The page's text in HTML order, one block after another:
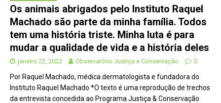
Os animais abrigados pelo Instituto Raquel
Machado são parte da minha família. Todos
tem uma história triste. Minha luta é para
mudar a qualidade de vida e a história deles
janeiro 22, 2022 Observatório Justiça e Conservação 0
Por Raquel Machado, médica dermatologista e fundadora do
Instituto Raquel Machado *O texto é uma reprodução de trechos
da entrevista concedida ao Programa Justiça & Conservação